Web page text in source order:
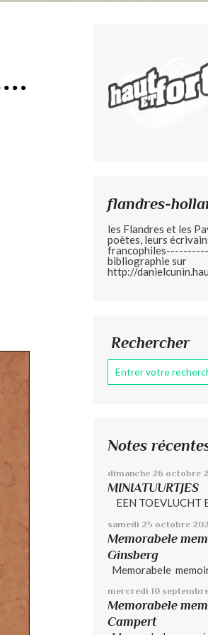
flandres-
les Flandres et les
poètes, leurs
bibliographie sur
http://
Rechercher
Notes
dimanche 26 octobre
MINIATUURTJES
EEN TOEVLUCHT
samedi 25 octobre
Memorabele
Ginsberg
Memorabele
mercredi 10
Memorabele
Campert